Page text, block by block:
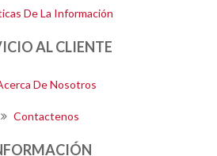
De La Información
AL CLIENTE
De Nosotros
Contactenos